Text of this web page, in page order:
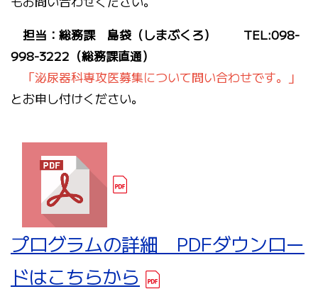
担当：総務課 島袋（しまぶくろ） TEL:098-
998-3222（総務課直通）
「泌尿器科専攻医募集について問い合わせです。」
とお申し付けください。
プログラムの詳細 PDFダウンロー
ドはこちらから